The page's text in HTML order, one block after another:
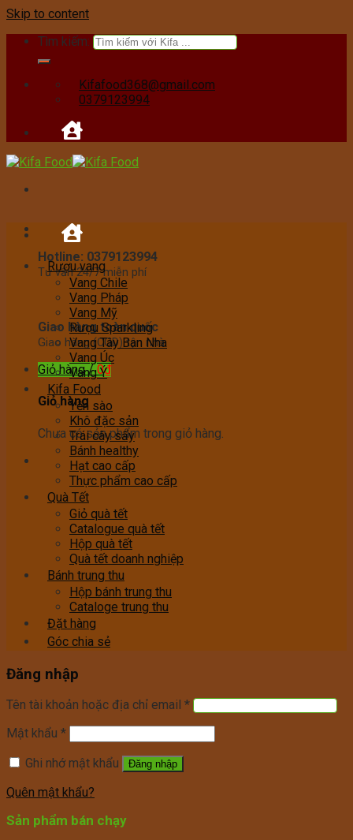
Skip to content
Tìm kiếm:
Kifafood368@gmail.com
0379123994
Hotline: 0379123994
Tư vấn 24/7 miễn phí
Giao hàng toàn quốc
Giao hàng (COD) tận nhà
Giỏ hàng /0₫
Giỏ hàng
Chưa có sản phẩm trong giỏ hàng.
Rượu vang
Vang Chile
Vang Pháp
Vang Mỹ
Rượu Sparkling
Vang Tây Ban Nha
Vang Úc
Vang Ý
Kifa Food
Yến sào
Khô đặc sản
Trái cây sấy
Bánh healthy
Hạt cao cấp
Thực phẩm cao cấp
Quà Tết
Giỏ quà tết
Catalogue quà tết
Hộp quà tết
Quà tết doanh nghiệp
Bánh trung thu
Hộp bánh trung thu
Cataloge trung thu
Đặt hàng
Góc chia sẻ
Đăng nhập
Tên tài khoản hoặc địa chỉ email *
Mật khẩu *
Ghi nhớ mật khẩu
Đăng nhập
Quên mật khẩu?
Sản phẩm bán chạy